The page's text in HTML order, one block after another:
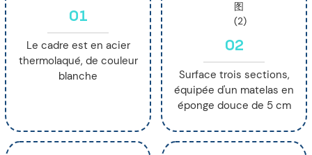
01
Le cadre est en acier
thermolaqué, de couleur
blanche
02
Surface trois sections,
équipée d'un matelas en
éponge douce de 5 cm